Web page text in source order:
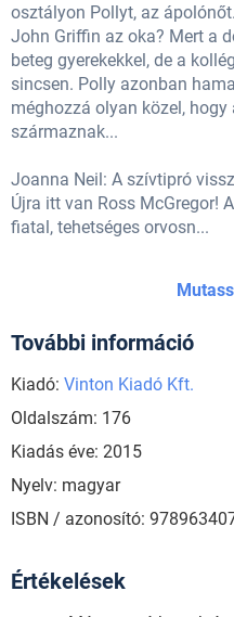
osztályon Pollyt, az
John Griffin az oka? Mert a
beteg gyerekekkel, de a
sincsen. Polly azonban
méghozzá olyan közel,
származnak...
Joanna Neil: A szívtipró
Újra itt van Ross McGregor!
fiatal, tehetséges orvosn...
További információ
Kiadó: Vinton Kiadó Kft.
Oldalszám: 176
Kiadás éve: 2015
Nyelv: magyar
ISBN / azonosító:
Értékelések